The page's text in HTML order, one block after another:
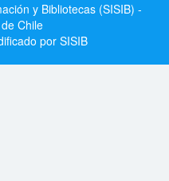
y Bibliotecas (SISIB) -
Chile
por SISIB